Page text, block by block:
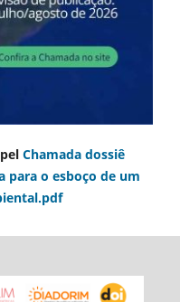
Chamada dossiê
para o esboço de um